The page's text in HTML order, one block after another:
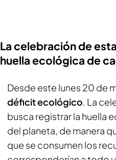
La celebración de
huella ecológica de
Desde este lunes 20 de
déficit ecológico. La
busca registrar la huella
del planeta, de manera
que se consumen los